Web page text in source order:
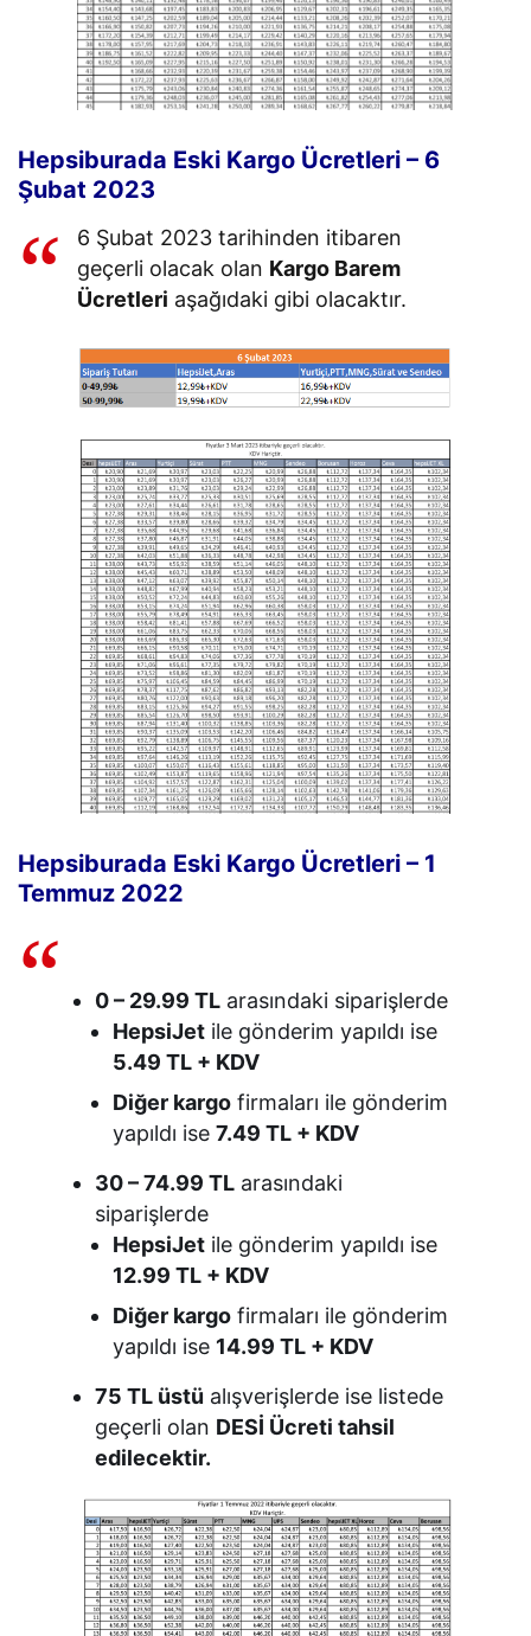
Hepsiburada Eski Kargo Ücretleri – 6
Şubat 2023
6 Şubat 2023 tarihinden itibaren
geçerli olacak olan Kargo Barem
Ücretleri aşağıdaki gibi olacaktır.
Hepsiburada Eski Kargo Ücretleri – 1
Temmuz 2022
0 – 29.99 TL arasındaki siparişlerde
HepsiJet ile gönderim yapıldı ise
5.49 TL + KDV
Diğer kargo firmaları ile gönderim
yapıldı ise7.49 TL + KDV
30 – 74.99 TL arasındaki
siparişlerde
HepsiJet ile gönderim yapıldı ise
12.99 TL + KDV
Diğer kargo firmaları ile gönderim
yapıldı ise 14.99 TL + KDV
75 TL üstü alışverişlerde ise listede
geçerli olan DESİ Ücreti tahsil
edilecektir.